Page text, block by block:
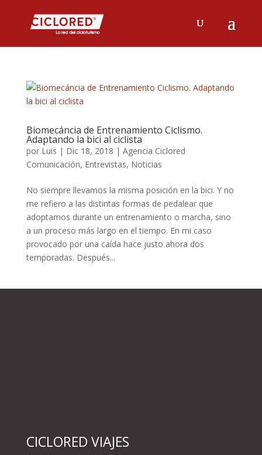
Biomecáncia de Entrenamiento Ciclismo.
Adaptando la bici al ciclista
por Luis | Dic 18, 2018 | Agencia Ciclored
Comunicación, Entrevistas, Noticias
No siempre llevamos la misma posición en la bici. Y no
me refiero a las distintas formas de pedalear que
adoptamos durante un entrenamiento o marcha, sino
a un proceso más largo en el tiempo. En mi caso
provocado por una caída hace justo ahora dos
temporadas. Después...
CICLORED VIAJES